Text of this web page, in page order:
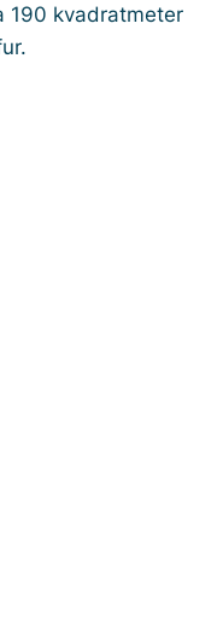
190 kvadratmeter